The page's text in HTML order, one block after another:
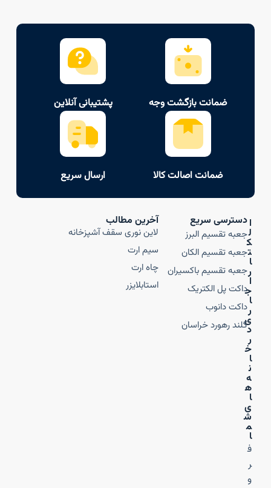
ضمانت بازگشت وجه پشتیبانی آنلاین
ضمانت اصالت کالا ارسال سریع
ا
ل
ک
ت
ا
ر
ا
ج
ا
ر
ی
د
ر
خ
ا
ن
ه‌
ه
ا
ی
ش
م
ا
ف
ر
و
دسترسی سریع
جعبه تقسیم البرز
جعبه تقسیم الکان
جعبه تقسیم باکسیران
داکت پل الکتریک
داکت دانوب
گلند رهورد خراسان
آخرین مطالب
لاین نوری سقف آشپزخانه
سیم ارت
چاه ارت
استابلایزر